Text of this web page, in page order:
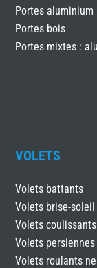
Portes aluminium
Portes bois
Portes mixtes :
VOLETS
Volets battants
Volets brise-soleil
Volets coulissants
Volets persiennes
Volets roulants